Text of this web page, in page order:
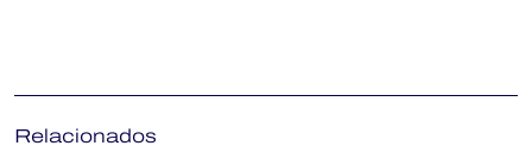
Relacionados